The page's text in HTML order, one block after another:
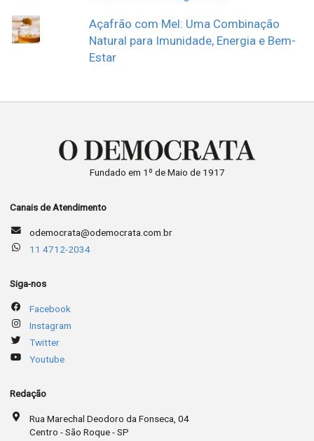
Açafrão com Mel: Uma Combinação
Natural para Imunidade, Energia e Bem-
Estar
Fundado em 1º de Maio de 1917
Canais de Atendimento
odemocrata@odemocrata.com.br
11 4712-2034
Siga-nos
Facebook
Instagram
Twitter
Youtube
Redação
Rua Marechal Deodoro da Fonseca, 04
Centro - São Roque - SP